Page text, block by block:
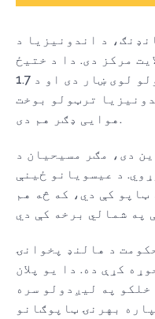
د اندونیزیا د
مرکز دی. دا د ختیځ
اندونیزیا په سیمه کې ترټولو لوی ښار دی او د 1.7
ترټولو بوخت
هوایی ډګر هم دی.
دی، مګر مسیحیان د
د نفوس 15% جوړوي. د عیسویانو ځینې
ټاپو کې دي، که څه هم
د هالنډ پخوانۍ
کړې ده. دا یو پلان
په لیږدولو سره
بهرنۍ ټاپوګانو